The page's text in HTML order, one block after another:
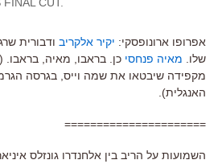
אפרופו ארונופסקי: יקיר אלקריב ודבורית
שלו. מאיה פנחסי כן. בראבו, מאיה, בראבו.
מקפידה שיבטאו את שמה וייס, בגרסה
האנגלית).
======================
השמועות על הריב בין אלחנדרו גונזלס